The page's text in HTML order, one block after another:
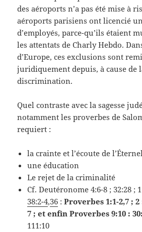
des aéroports n’a pas été mise à
aéroports parisiens ont licencié
d’employés, parce-qu’ils étaient
les attentats de Charly Hebdo.
d’Europe, ces exclusions sont
juridiquement depuis, à cause de
discrimination.
Quel contraste avec la sagesse
notamment les proverbes de
requiert :
la crainte et l’écoute de
une éducation
Le rejet de la criminalité
Cf. Deutéronome 4:6-8 ; 32:28 ;
38:2-4,36 :Proverbes 1:1-2,7 ; 2
7 ; et enfin Proverbes 9:10 :
111:10